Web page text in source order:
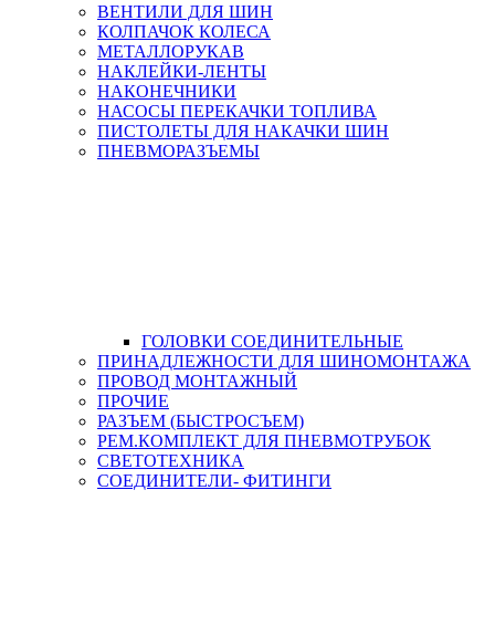
ВЕНТИЛИ ДЛЯ ШИН
КОЛПАЧОК КОЛЕСА
МЕТАЛЛОРУКАВ
НАКЛЕЙКИ-ЛЕНТЫ
НАКОНЕЧНИКИ
НАСОСЫ ПЕРЕКАЧКИ ТОПЛИВА
ПИСТОЛЕТЫ ДЛЯ НАКАЧКИ ШИН
ПНЕВМОРАЗЪЕМЫ
ГОЛОВКИ СОЕДИНИТЕЛЬНЫЕ
ПРИНАДЛЕЖНОСТИ ДЛЯ ШИНОМОНТАЖА
ПРОВОД МОНТАЖНЫЙ
ПРОЧИЕ
РАЗЪЕМ (БЫСТРОСЪЕМ)
РЕМ.КОМПЛЕКТ ДЛЯ ПНЕВМОТРУБОК
СВЕТОТЕХНИКА
СОЕДИНИТЕЛИ- ФИТИНГИ